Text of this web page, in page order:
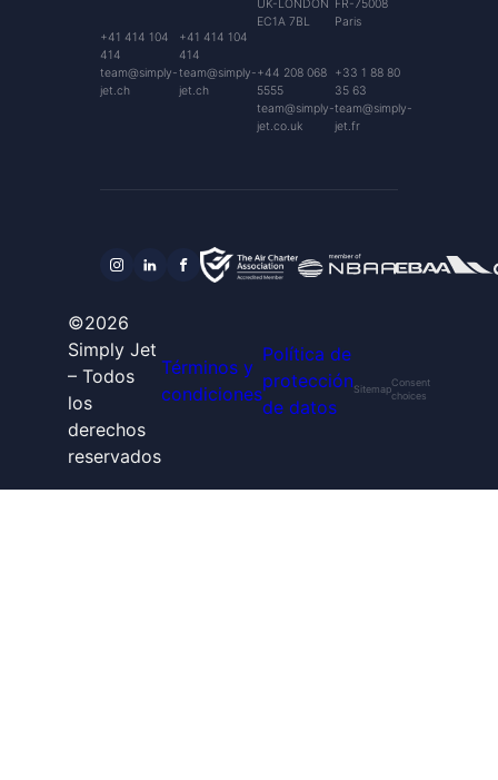
+41 414 104
414
team@simply-
jet.ch
+41 414 104
414
team@simply-
jet.ch
UK-LONDON
EC1A 7BL
+44 208 068
5555
team@simply-
jet.co.uk
FR-75008
Paris
+33 1 88 80
35 63
team@simply-
jet.fr
©2026
Simply Jet
– Todos
los
derechos
reservados
Términos y
condiciones
Política de
protección
de datos
Sitemap
Consent
choices